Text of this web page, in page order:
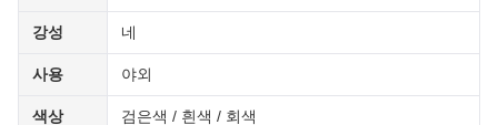
강성 네
사용 야외
색상 검은색 / 흰색 / 회색